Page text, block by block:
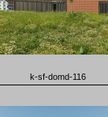
k-sf-domd-116